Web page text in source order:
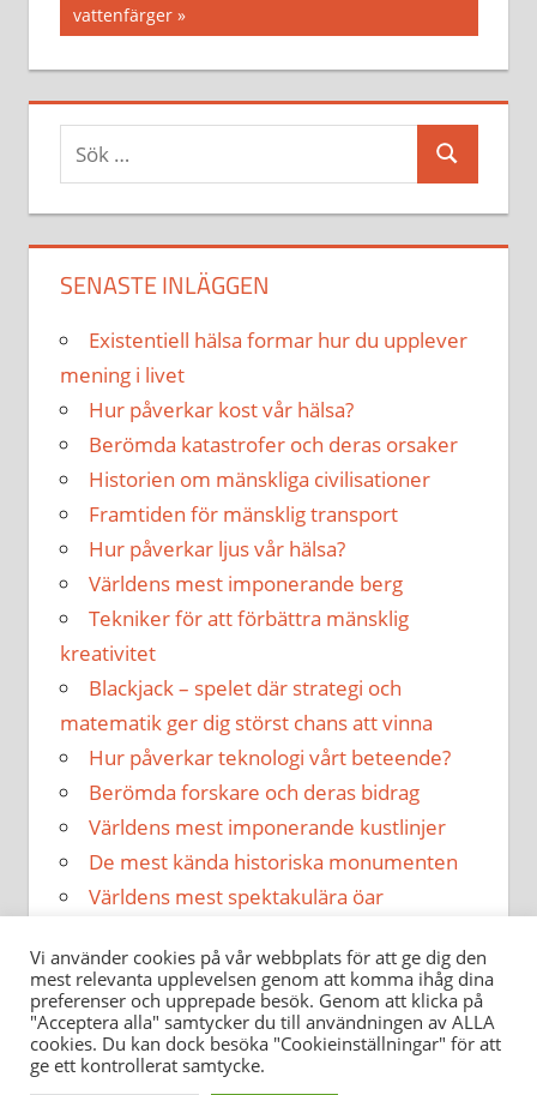
inlägg:
vattenfärger
Sök
SENASTE INLÄGGEN
Existentiell hälsa formar hur du upplever
mening i livet
Hur påverkar kost vår hälsa?
Berömda katastrofer och deras orsaker
Historien om mänskliga civilisationer
Framtiden för mänsklig transport
Hur påverkar ljus vår hälsa?
Världens mest imponerande berg
Tekniker för att förbättra mänsklig
kreativitet
Blackjack – spelet där strategi och
matematik ger dig störst chans att vinna
Hur påverkar teknologi vårt beteende?
Berömda forskare och deras bidrag
Världens mest imponerande kustlinjer
De mest kända historiska monumenten
Världens mest spektakulära öar
Vi använder cookies på vår webbplats för att ge dig den
mest relevanta upplevelsen genom att komma ihåg dina
preferenser och upprepade besök. Genom att klicka på
"Acceptera alla" samtycker du till användningen av ALLA
cookies. Du kan dock besöka "Cookieinställningar" för att
ge ett kontrollerat samtycke.